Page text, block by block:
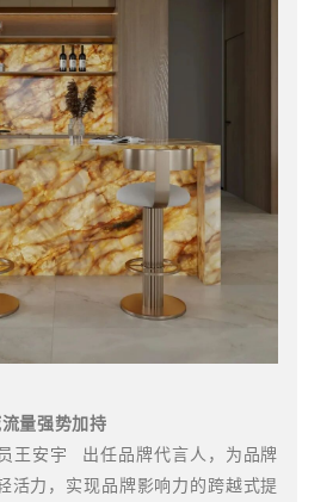
量强势加持
王安宇 出任品牌代言人， 为品牌
活力，实现品牌影响力的跨越式提